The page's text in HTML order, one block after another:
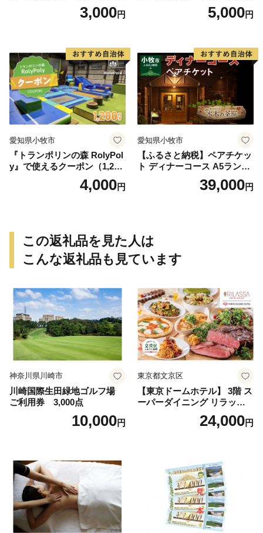
3,000円 5,000円
愛知県小牧市
『トランポリンの森 RolyPol
y』で使えるクーポン（1,200
4,000円
愛知県小牧市
【ふるさと納税】ペアチケッ
ト ディナーコース A5ランク
飛騨牛 コース 記念日 お誕生
日 特別な日 完全個室 ノンア
県 小牧市 送料無料
39,000円
この返礼品を見た人は
こんな返礼品も見ています
神奈川県川崎市
川崎国際生田緑地ゴルフ場
ご利用券 3,000点
10,000円
東京都文京区
【東京ドームホテル】 3階 ス
ーパーダイニング リラッサ
ランチブッフェ お食事券 大
人1名様分 関東 東京 ご利用
24,000円